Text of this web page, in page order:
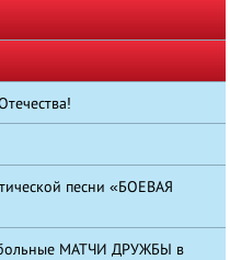
песни «БОЕВАЯ
МАТЧИ ДРУЖБЫ в